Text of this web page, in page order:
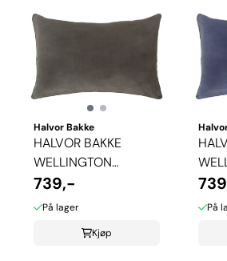
Halvor Bakke
HALVOR BAKKE
WELLINGTON
PUTETREKK - PLUM
KITTEN
739,-
På lager
Kjøp
På